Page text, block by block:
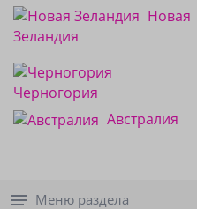
Новая
Зеландия
Черногория
Австралия
Меню раздела